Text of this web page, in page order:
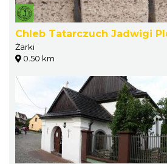
Chleb Tatarczuch Jadwigi
Żarki
0.50 km